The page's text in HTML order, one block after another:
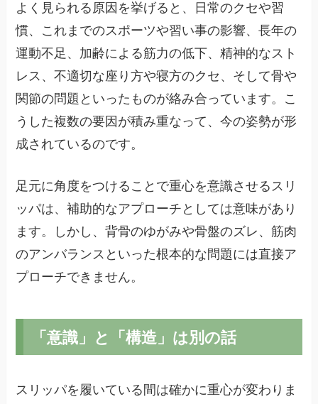
よく見られる原因を挙げると、日常のクセや習
慣、これまでのスポーツや習い事の影響、長年の
運動不足、加齢による筋力の低下、精神的なスト
レス、不適切な座り方や寝方のクセ、そして骨や
関節の問題といったものが絡み合っています。こ
うした複数の要因が積み重なって、今の姿勢が形
成されているのです。
足元に角度をつけることで重心を意識させるスリ
ッパは、補助的なアプローチとしては意味があり
ます。しかし、背骨のゆがみや骨盤のズレ、筋肉
のアンバランスといった根本的な問題には直接ア
プローチできません。
「意識」と「構造」は別の話
スリッパを履いている間は確かに重心が変わりま